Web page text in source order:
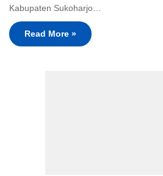
Kabupaten Sukoharjo…
Read More »